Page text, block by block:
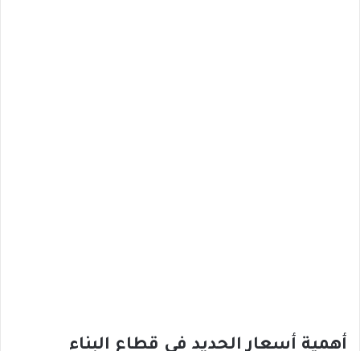
أهمية أسعار الحديد في قطاع البناء